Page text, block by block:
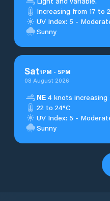
Increasing from 17 to
UV Index: 5 -
Sunny
Sat1PM - 5PM
08 August 2026
NE 4 knots
22 to 24°C
UV Index: 5 -
Sunny